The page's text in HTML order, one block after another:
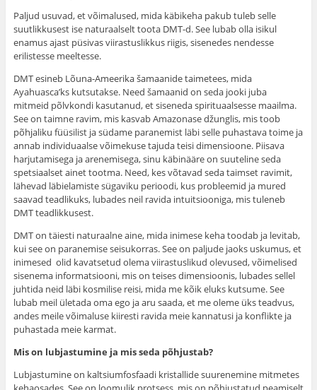
Paljud usuvad, et võimalused, mida käbikeha pakub tuleb selle
suutlikkusest ise naturaalselt toota DMT-d. See lubab olla isikul
enamus ajast püsivas viirastuslikkus riigis, sisenedes nendesse
erilistesse meeltesse.
DMT esineb Lõuna-Ameerika šamaanide taimetees, mida
Ayahuasca’ks kutsutakse. Need šamaanid on seda jooki juba
mitmeid põlvkondi kasutanud, et siseneda spirituaalsesse maailma.
See on taimne ravim, mis kasvab Amazonase džunglis, mis toob
põhjaliku füüsilist ja südame paranemist läbi selle puhastava toime ja
annab individuaalse võimekuse tajuda teisi dimensioone. Piisava
harjutamisega ja arenemisega, sinu käbinääre on suuteline seda
spetsiaalset ainet tootma. Need, kes võtavad seda taimset ravimit,
lähevad läbielamiste sügaviku perioodi, kus probleemid ja mured
saavad teadlikuks, lubades neil ravida intuitsiooniga, mis tuleneb
DMT teadlikkusest.
DMT on täiesti naturaalne aine, mida inimese keha toodab ja levitab,
kui see on paranemise seisukorras. See on paljude jaoks uskumus, et
inimesed olid kavatsetud olema viirastuslikud olevused, võimelised
sisenema informatsiooni, mis on teises dimensioonis, lubades sellel
juhtida neid läbi kosmilise reisi, mida me kõik eluks kutsume. See
lubab meil ületada oma ego ja aru saada, et me oleme üks teadvus,
andes meile võimaluse kiiresti ravida meie kannatusi ja konflikte ja
puhastada meie karmat.
Mis on lubjastumine ja mis seda põhjustab?
Lubjastumine on kaltsiumfosfaadi kristallide suurenemine mitmetes